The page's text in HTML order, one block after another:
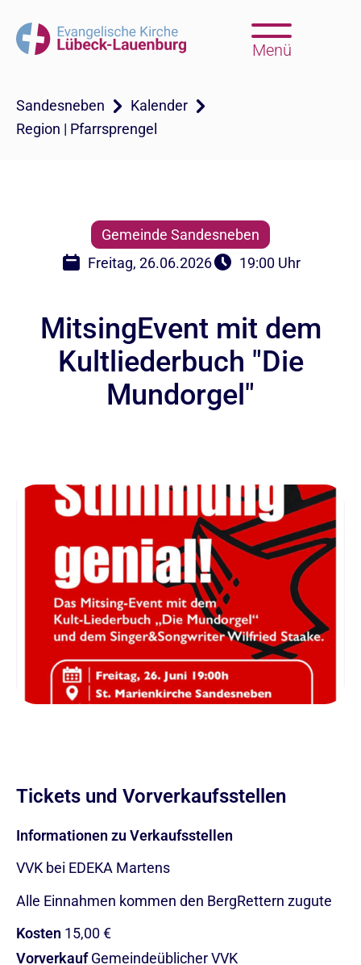
Menü
Sandesneben
Kalender
Region | Pfarrsprengel
Gemeinde Sandesneben
Freitag, 26.06.2026
19:00 Uhr
MitsingEvent mit dem
Kultliederbuch "Die
Mundorgel"
Tickets und Vorverkaufsstellen
Informationen zu Verkaufsstellen
VVK bei EDEKA Martens
Alle Einnahmen kommen den BergRettern zugute
Kosten 15,00 €
Vorverkauf Gemeindeüblicher VVK